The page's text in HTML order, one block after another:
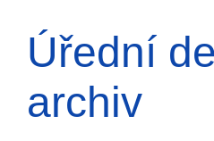
Úřední
archiv